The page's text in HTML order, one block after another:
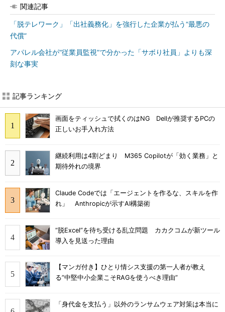
関連記事
「脱テレワーク」「出社義務化」を強行した企業が払う“最悪の
代償”
アパレル会社が“従業員監視”で分かった「サボり社員」よりも深
刻な事実
記事ランキング
画面をティッシュで拭くのはNG Dellが推奨するPCの
正しいお手入れ方法
継続利用は4割どまり M365 Copilotが「効く業務」と
期待外れの境界
Claude Codeでは「エージェントを作るな、スキルを作
れ」 Anthropicが示すAI構築術
“脱Excel”を待ち受ける乱立問題 カカクコムが新ツール
導入を見送った理由
【マンガ付き】ひとり情シス支援の第一人者が教え
る”中堅中小企業こそRAGを使うべき理由”
「身代金を支払う」以外のランサムウェア対策は本当に